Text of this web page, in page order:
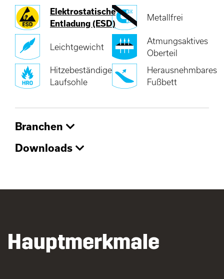
Elektrostatische
Entladung (ESD)
Metallfrei
Leichtgewicht
Atmungsaktives
Oberteil
Hitzebeständige
Laufsohle
Herausnehmbares
Fußbett
Branchen
Downloads
Hauptmerkmale